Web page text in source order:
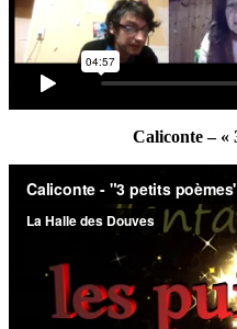
Caliconte – «